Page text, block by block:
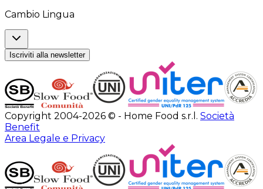
Cambio Lingua
Iscriviti alla newsletter
Copyright 2004-2026 © - Home Food s.r.l. Società
Benefit
Area Legale e Privacy